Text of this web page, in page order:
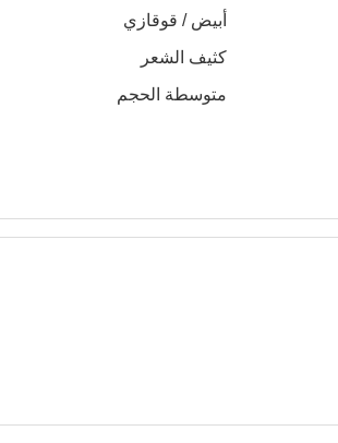
أبيض / قوقازي
كثيف الشعر
متوسطة الحجم